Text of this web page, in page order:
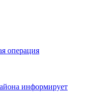
операция
информирует